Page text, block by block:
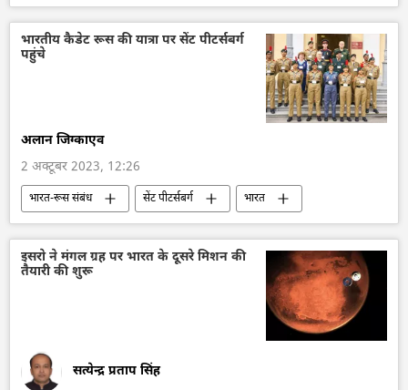
भारत छोड़ो आंदोलन
भारत सरकार
नरेन्द्र मोदी
द्रौपदी मुर्मू
भारतीय राष्ट्रीय कांग्रेस
मल्लिकार्जुन खड़गे
अहिंसा
भारतीय कैडेट रूस की यात्रा पर सेंट पीटर्सबर्ग
पहुंचे
अलान जिग्काएव
2 अक्टूबर 2023, 12:26
भारत-रूस संबंध सेंट पीटर्सबर्ग
भारत
भारत का विकास
द्विपक्षीय रिश्ते
रूसी संस्कृति
संस्कृति संरक्षण
भारतीय संस्कृति
इसरो ने मंगल ग्रह पर भारत के दूसरे मिशन की
तैयारी की शुरू
सत्येन्द्र प्रताप सिंह